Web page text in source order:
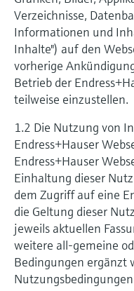
Optische Analyse
Netilion IIoT
Software
Produktfinder
Produkte anhand von
finden
Applicator
Produkte anhand von
Differenzdruck-
Alle ansehen
Hydrostatische
Konduktive
Füllstandsmessung
Radiometrische
Drehflügelschalter
Servo
Elektromechanische
Füllstandsmessung
Sauerstoffsensoren
messumformer
Laborgeräte
Automatische
SAK-, CSB- und TOC-
Redox-Elektroden
Messumformer
Analysatoren für
Temperaturschalter
Anlegefühler
Multipoint
Alle ansehen
Energiemanager &
Applikationsmanager
Prozess-
Rauchdetektoren
Sichtweitemessgeräte
Überhöhendetektoren
Alle ansehen
Netilion Device Viewer
Netilion Water
Grundstoffe, Bergbau,
Hilfskreisläufe -
Im Fokus für alle
Lösungen für
Industrie
Der Wandel in der
durch Digitalisierung
Operational
Learning Center
Learning Center – Geführte
Wissensressourcen auf der
Lernplattform ermöglichen
Weiterbildung jederzeit und
Standort aus.
Events & Schulungen
Wählen Sie aus einer Vielfalt
Fachtagungen oder Online-
Karriere
Kultur & Werte
Nachhaltigkeit
Verbundene
Endress+Hauser
Endress+Hauser SICK
Networking
Event- und
Job opportunities at
Endress+Hauser SICK
Verzeichnisse,
Informationen und
Inhalte") auf den
vorherige
Betrieb der
teilweise einzustellen.
1.2 Die Nutzung von
Endress+Hauser
Endress+Hauser
Einhaltung dieser
dem Zugriff auf eine
die Geltung dieser
jeweils aktuellen
weitere all-gemeine
Bedingungen ergänzt